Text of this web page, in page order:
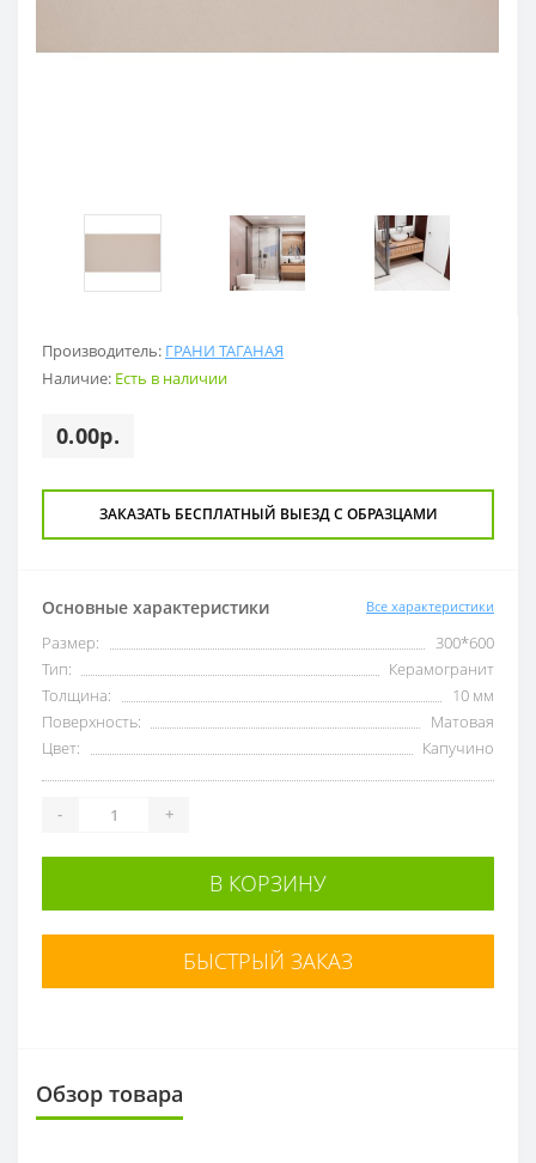
Производитель: ГРАНИ ТАГАНАЯ
Наличие: Есть в наличии
0.00р.
ЗАКАЗАТЬ БЕСПЛАТНЫЙ ВЫЕЗД С ОБРАЗЦАМИ
Основные характеристики Все характеристики
Размер:
300*600
Тип:
Керамогранит
Толщина:
10 мм
Поверхность:
Матовая
Цвет:
Капучино
- +
В КОРЗИНУ
БЫСТРЫЙ ЗАКАЗ
Обзор товара